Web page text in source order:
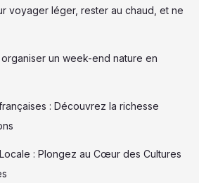
voyager léger, rester au chaud, et ne
un week-end nature en
: Découvrez la richesse
: Plongez au Cœur des Cultures